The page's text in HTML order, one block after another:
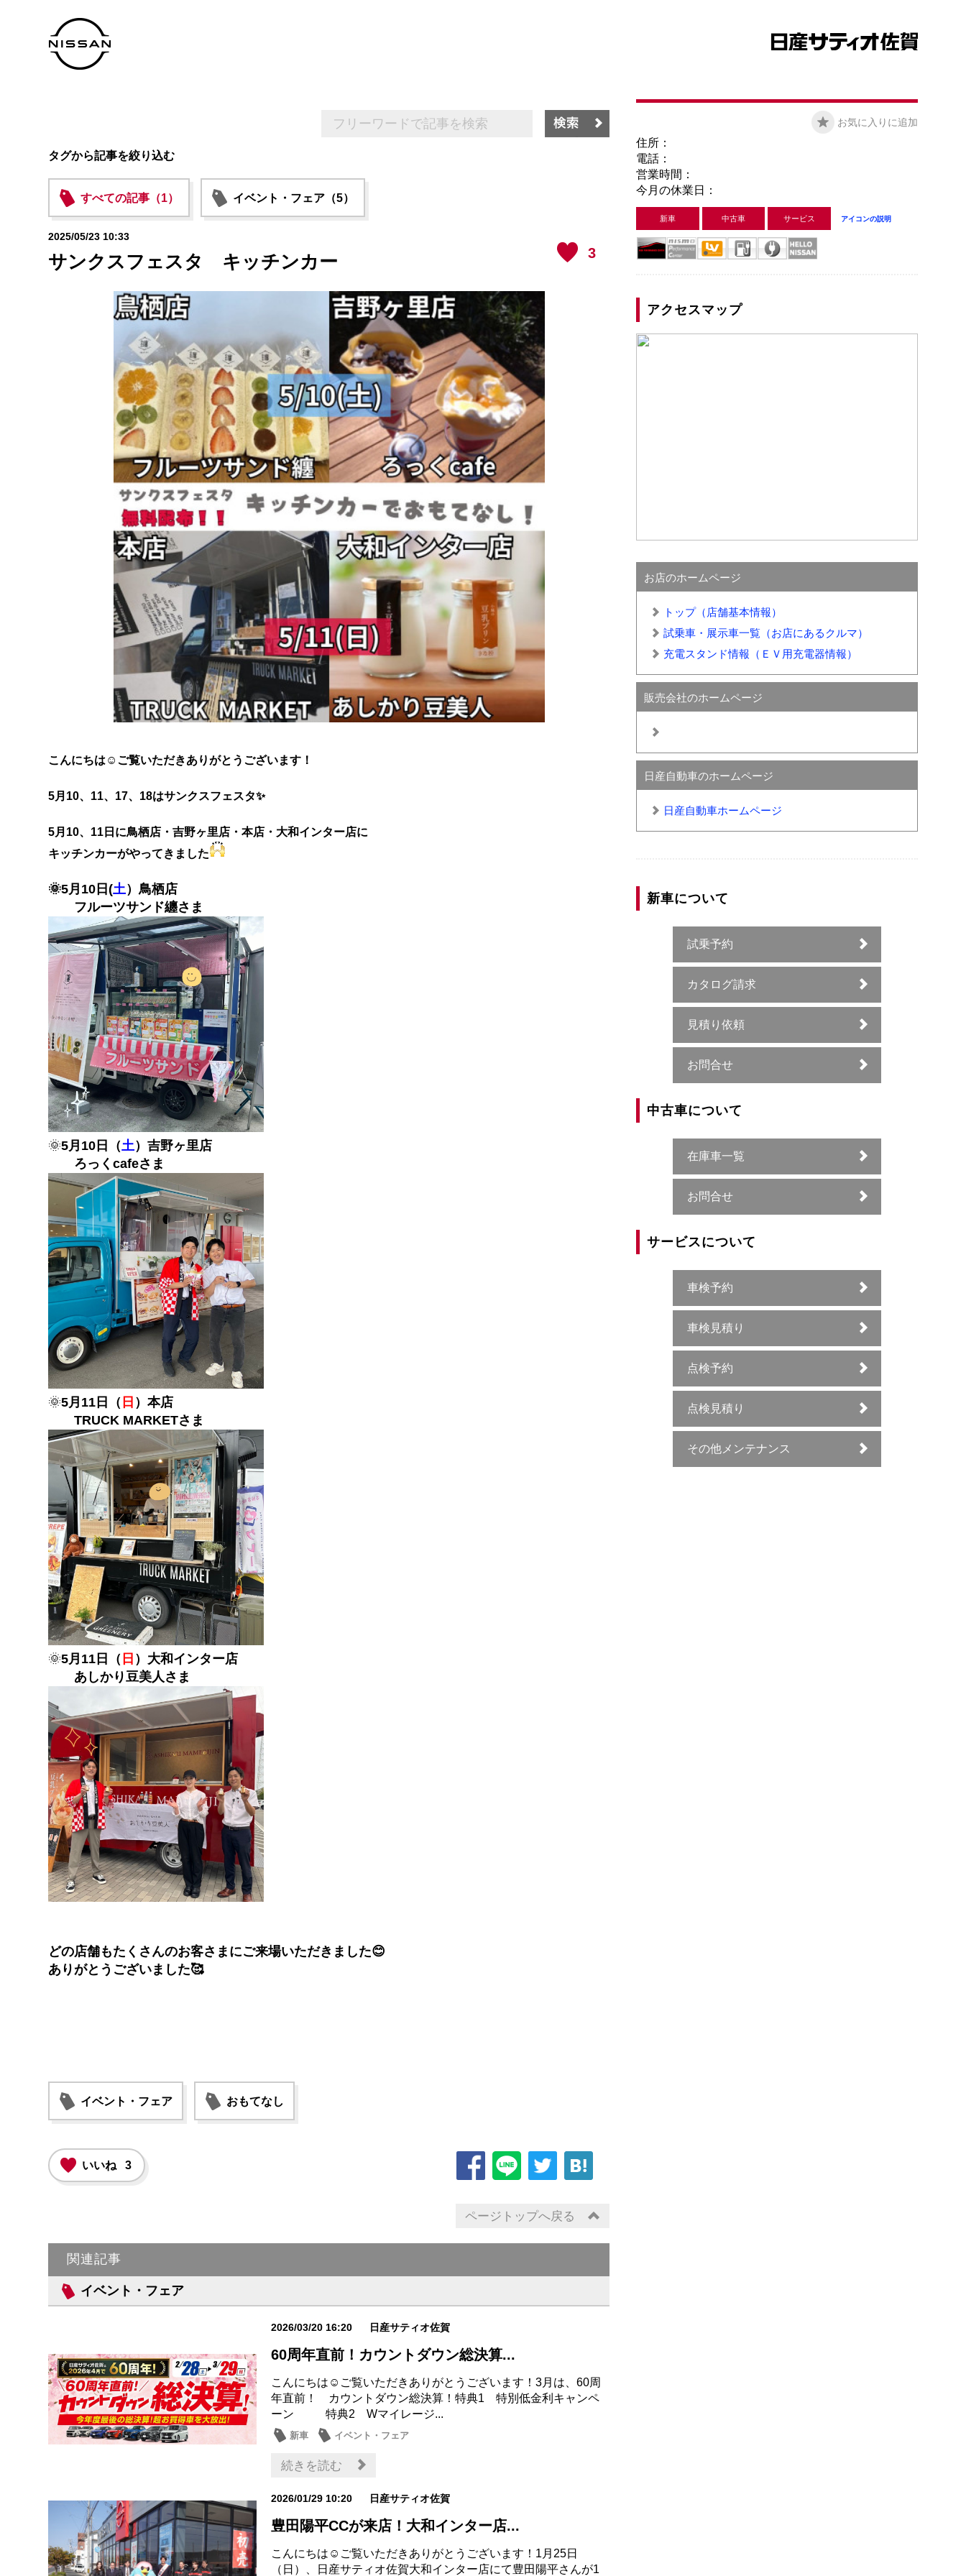
タグから記事を絞り込む
すべての記事（1） イベント・フェア（5）
3
2025/05/23 10:33
サンクスフェスタ キッチンカー
こんにちは☺ご覧いただきありがとうございます！
5月10、11、17、18はサンクスフェスタ✨
5月10、11日に鳥栖店・吉野ヶ里店・本店・大和インター店に
キッチンカーがやってきました
🌞5月10日(土）鳥栖店
フルーツサンド纏さま
🌞5月10日（土）吉野ヶ里店
ろっくcafeさま
🌞5月11日（ 日 ）本店
TRUCK MARKETさま
🌞5月11日（ 日 ）大和インター店
あしかり豆美人さま
どの店舗もたくさんのお客さまにご来場いただきました😊
ありがとうございました🥰
イベント・フェア おもてなし
いいね 3
ページトップへ戻る
関連記事
イベント・フェア
2026/03/20 16:20 日産サティオ佐賀
60周年直前！カウントダウン総決算...
こんにちは☺ご覧いただきありがとうございます！3月は、60周
年直前！ カウントダウン総決算！特典1 特別低金利キャンペ
ーン 特典2 Wマイレージ...
新車 イベント・フェア
続きを読む
2026/01/29 10:20 日産サティオ佐賀
豊田陽平CCが来店！大和インター店...
こんにちは☺ご覧いただきありがとうございます！1月25日
（日）、日産サティオ佐賀大和インター店にて豊田陽平さんが1
お気に入りに追加
住所：
電話：
営業時間：
今月の休業日：
新車 中古車 サービス アイコンの説明
アクセスマップ
お店のホームページ
トップ（店舗基本情報）
試乗車・展示車一覧（お店にあるクルマ）
充電スタンド情報（ＥＶ用充電器情報）
販売会社のホームページ
日産自動車のホームページ
日産自動車ホームページ
新車について
試乗予約
カタログ請求
見積り依頼
お問合せ
中古車について
在庫車一覧
お問合せ
サービスについて
車検予約
車検見積り
点検予約
点検見積り
その他メンテナンス